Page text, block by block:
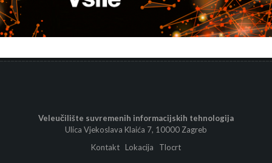
Veleučilište suvremenih informacijskih tehnologija
Ulica Vjekoslava Klaića 7, 10000 Zagreb
Kontakt Lokacija Tlocrt